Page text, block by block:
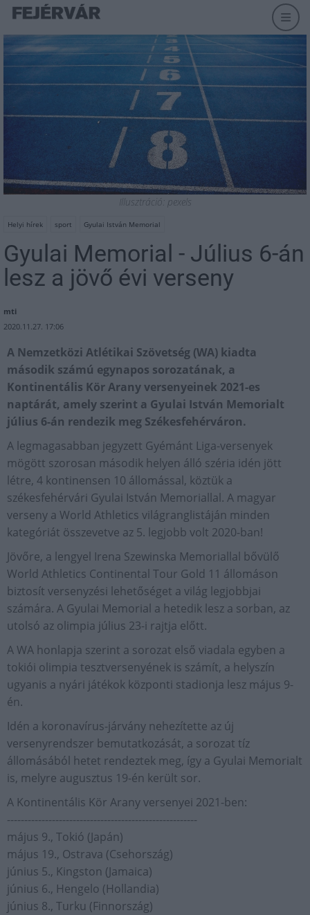
Illusztráció: pexels
Helyi hírek sport Gyulai István Memorial
Gyulai Memorial - Július 6-án
lesz a jövő évi verseny
mti
2020.11.27. 17:06
A Nemzetközi Atlétikai Szövetség (WA) kiadta
második számú egynapos sorozatának, a
Kontinentális Kör Arany versenyeinek 2021-es
naptárát, amely szerint a Gyulai István Memorialt
július 6-án rendezik meg Székesfehérváron.
A legmagasabban jegyzett Gyémánt Liga-versenyek
mögött szorosan második helyen álló széria idén jött
létre, 4 kontinensen 10 állomással, köztük a
székesfehérvári Gyulai István Memoriallal. A magyar
verseny a World Athletics világranglistáján minden
kategóriát összevetve az 5. legjobb volt 2020-ban!
Jövőre, a lengyel Irena Szewinska Memoriallal bővülő
World Athletics Continental Tour Gold 11 állomáson
biztosít versenyzési lehetőséget a világ legjobbjai
számára. A Gyulai Memorial a hetedik lesz a sorban, az
utolsó az olimpia július 23-i rajtja előtt.
A WA honlapja szerint a sorozat első viadala egyben a
tokiói olimpia tesztversenyének is számít, a helyszín
ugyanis a nyári játékok központi stadionja lesz május 9-
én.
Idén a koronavírus-járvány nehezítette az új
versenyrendszer bemutatkozását, a sorozat tíz
állomásából hetet rendeztek meg, így a Gyulai Memorialt
is, melyre augusztus 19-én került sor.
A Kontinentális Kör Arany versenyei 2021-ben:
-------------------------------------------------------
május 9., Tokió (Japán)
május 19., Ostrava (Csehország)
június 5., Kingston (Jamaica)
június 6., Hengelo (Hollandia)
június 8., Turku (Finnország)